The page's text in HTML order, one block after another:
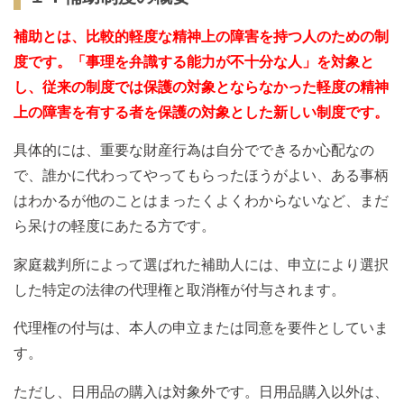
補助とは、比較的軽度な精神上の障害を持つ人のための制
度です。「事理を弁識する能力が不十分な人」を対象と
し、従来の制度では保護の対象とならなかった軽度の精神
上の障害を有する者を保護の対象とした新しい制度です。
具体的には、重要な財産行為は自分でできるか心配なの
で、誰かに代わってやってもらったほうがよい、ある事柄
はわかるが他のことはまったくよくわからないなど、まだ
ら呆けの軽度にあたる方です。
家庭裁判所によって選ばれた補助人には、申立により選択
した特定の法律の代理権と取消権が付与されます。
代理権の付与は、本人の申立または同意を要件としていま
す。
ただし、日用品の購入は対象外です。日用品購入以外は、